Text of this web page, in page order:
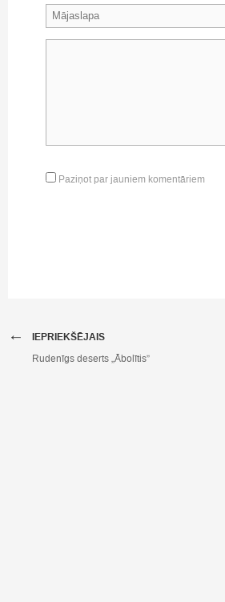
Paziņot par jauniem komentāriem
IEPRIEKŠĒJAIS
←
Rudenīgs deserts „Ābolītis”